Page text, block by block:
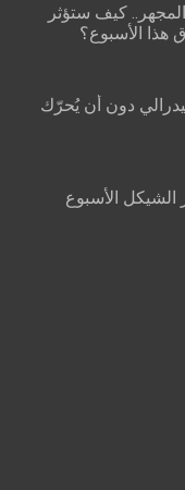
كيف ستؤثر
هذا الأسبوع؟
دون أن يُحرّك
الشيكل الأسبوع